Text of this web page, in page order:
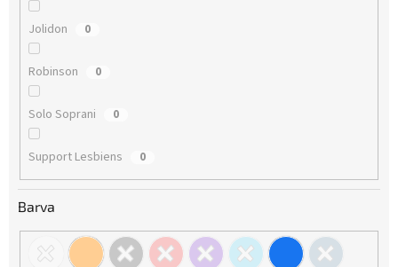
Jolidon 0
Robinson 0
Solo Soprani 0
Support Lesbiens 0
Barva